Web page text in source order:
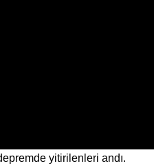
yitirilenleri andı.